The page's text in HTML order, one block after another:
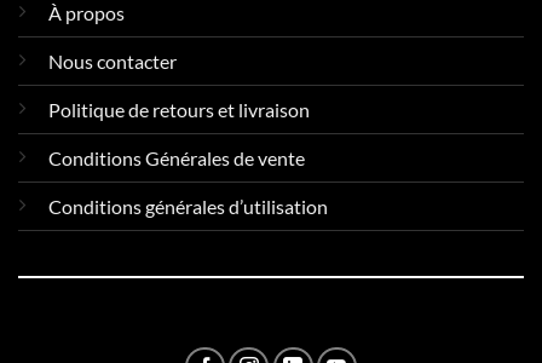
À propos
Nous contacter
Politique de retours et livraison
Conditions Générales de vente
Conditions générales d’utilisation